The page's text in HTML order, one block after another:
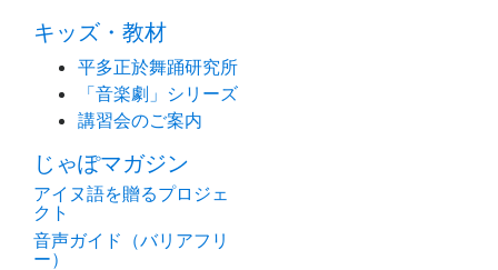
キッズ・教材
平多正於舞踊研究所
「音楽劇」シリーズ
講習会のご案内
じゃぽマガジン
アイヌ語を贈るプロジェ
クト
音声ガイド（バリアフリ
ー）